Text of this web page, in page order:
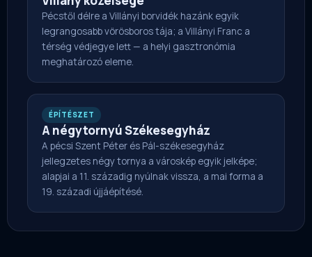
Pécstől délre a Villányi borvidék hazánk egyik
legrangosabb vörösboros tája; a Villányi Franc a
térség védjegye lett — a helyi gasztronómia
meghatározó eleme.
ÉPÍTÉSZET
A négytornyú Székesegyház
A pécsi Szent Péter és Pál-székesegyház
jellegzetes négy tornya a városkép egyik jelképe;
alapjai a 11. századig nyúlnak vissza, a mai forma a
19. századi újjáépítésé.